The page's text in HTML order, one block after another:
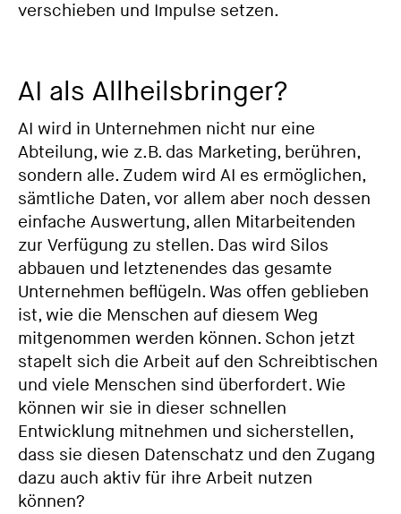
verschieben und Impulse setzen.
AI als Allheilsbringer?
AI wird in Unternehmen nicht nur eine
Abteilung, wie z.B. das Marketing, berühren,
sondern alle. Zudem wird AI es ermöglichen,
sämtliche Daten, vor allem aber noch dessen
einfache Auswertung, allen Mitarbeitenden
zur Verfügung zu stellen. Das wird Silos
abbauen und letztenendes das gesamte
Unternehmen beflügeln. Was offen geblieben
ist, wie die Menschen auf diesem Weg
mitgenommen werden können. Schon jetzt
stapelt sich die Arbeit auf den Schreibtischen
und viele Menschen sind überfordert. Wie
können wir sie in dieser schnellen
Entwicklung mitnehmen und sicherstellen,
dass sie diesen Datenschatz und den Zugang
dazu auch aktiv für ihre Arbeit nutzen
können?